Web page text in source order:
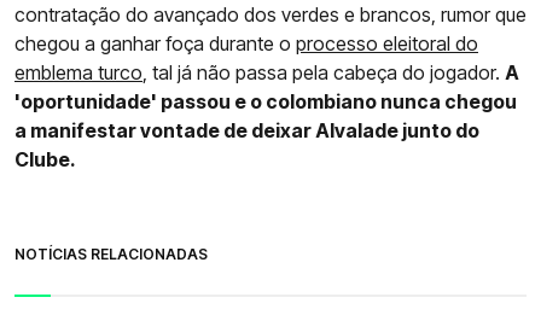
contratação do avançado dos verdes e brancos, rumor que
chegou a ganhar foça durante o processo eleitoral do
emblema turco , tal já não passa pela cabeça do jogador. A
'oportunidade' passou e o colombiano nunca chegou
a manifestar vontade de deixar Alvalade junto do
Clube.
NOTÍCIAS RELACIONADAS